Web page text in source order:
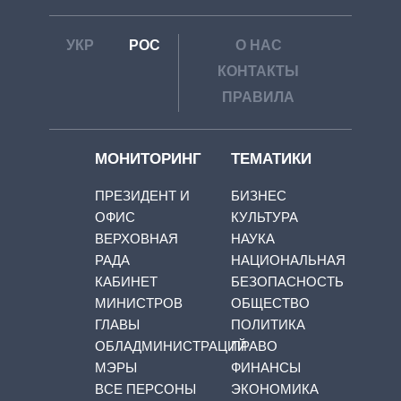
УКР РОС
О НАС
КОНТАКТЫ
ПРАВИЛА
МОНИТОРИНГ
ПРЕЗИДЕНТ И
ОФИС
ВЕРХОВНАЯ
РАДА
КАБИНЕТ
МИНИСТРОВ
ГЛАВЫ
ОБЛАДМИНИСТРАЦИЙ
МЭРЫ
ВСЕ ПЕРСОНЫ
ТЕМАТИКИ
БИЗНЕС
КУЛЬТУРА
НАУКА
НАЦИОНАЛЬНАЯ
БЕЗОПАСНОСТЬ
ОБЩЕСТВО
ПОЛИТИКА
ПРАВО
ФИНАНСЫ
ЭКОНОМИКА